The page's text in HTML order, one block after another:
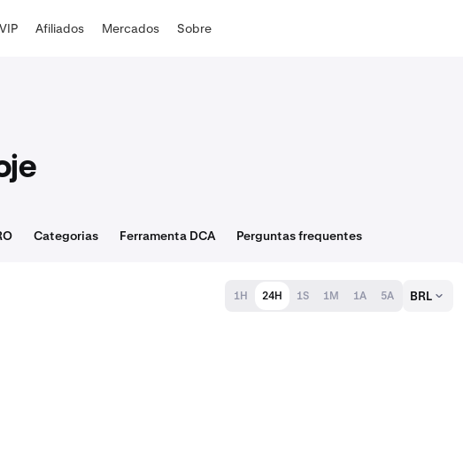
VIP Afiliados Mercados Sobre
Categorias Ferramenta DCA Perguntas frequentes
1H 24H 1S 1M 1A 5A BRL